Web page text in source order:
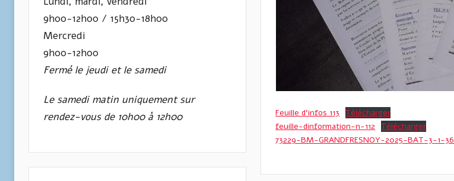
Feuille d’infos 113
Télécharger
feuille-dinformation-n-112
Télécharger
73229-BM-GRANDFRESNOY-2025-BAT-3-1-36
9h00-12h00 / 15h30-18h00
Mercredi
9h00-12h00
Fermé le jeudi et le samedi
Le samedi matin uniquement sur
rendez-vous de 10h00 à 12h00